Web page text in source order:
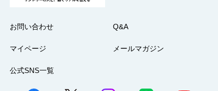
お問い合わせ Q&A
マイページ メールマガジン
公式SNS一覧